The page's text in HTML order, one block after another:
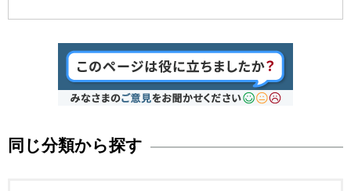
同じ分類から探す